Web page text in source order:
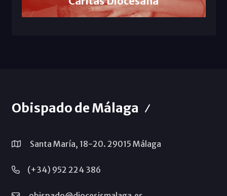
Obispado de Málaga
Santa María, 18-20. 29015 Málaga
(+34) 952 224 386